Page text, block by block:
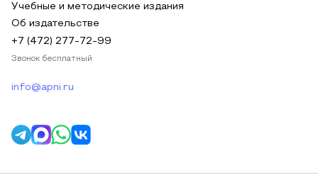
Учебные и методические издания
Об издательстве
+7 (472) 277-72-99
Звонок бесплатный
info@apni.ru